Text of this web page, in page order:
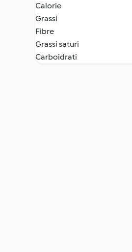
Calorie
Grassi
Fibre
Grassi saturi
Carboidrati